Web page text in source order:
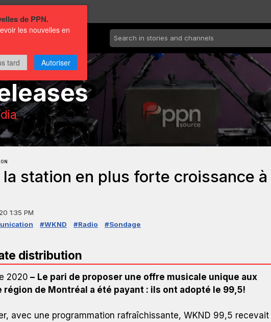
station en plus forte croissance à
1:35 PM
#WKND #Radio #Sondage
distribution
2020 – Le pari de proposer une offre musicale unique aux
région de Montréal a été payant : ils ont adopté le 99,5!
avec une programmation rafraîchissante, WKND 99,5 recevait
de PPN.
les nouvelles en
tard Autoriser